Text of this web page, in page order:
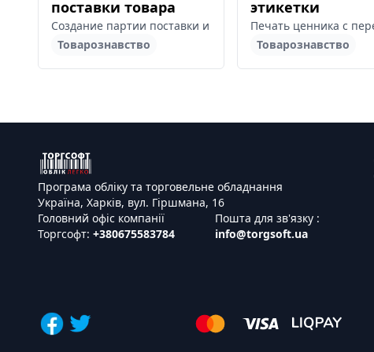
поставки товара
Создание партии поставки и привязка к ним приходных
Товарознавство
этикетки
Печать ценника с
Товарознавство
Програма обліку та торговельне обладнання
Україна, Харків, вул. Гіршмана, 16
Головний офіс компанії
Торгсофт: +380675583784
Пошта для зв'язку :
info@torgsoft.ua